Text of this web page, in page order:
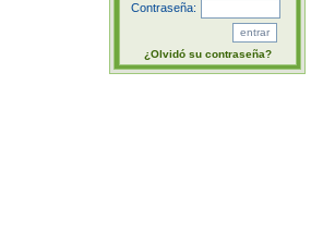
Contraseña:
¿Olvidó su contraseña?